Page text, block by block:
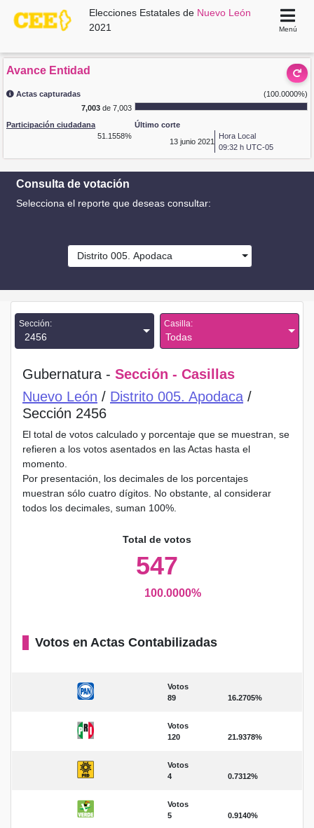
Elecciones Estatales de Nuevo León
2021
Menú
Avance Entidad
Actas capturadas
(100.0000%)
7,003de 7,003
Participación ciudadana
51.1558%
Último corte
13 junio 2021
Hora Local
09:32 h UTC-05
Consulta de votación
Selecciona el reporte que deseas consultar:
Distrito 005. Apodaca
Sección:
2456
Casilla:
Todas
Gubernatura - Sección - Casillas
Nuevo León / Distrito 005. Apodaca /
Sección 2456
El total de votos calculado y porcentaje que se muestran, se
refieren a los votos asentados en las Actas hasta el
momento.
Por presentación, los decimales de los porcentajes
muestran sólo cuatro dígitos. No obstante, al considerar
todos los decimales, suman 100%.
Total de votos
547
100.0000%
Votos en Actas Contabilizadas
Votos
89
16.2705%
Votos
120
21.9378%
Votos
4
0.7312%
Votos
5
0.9140%